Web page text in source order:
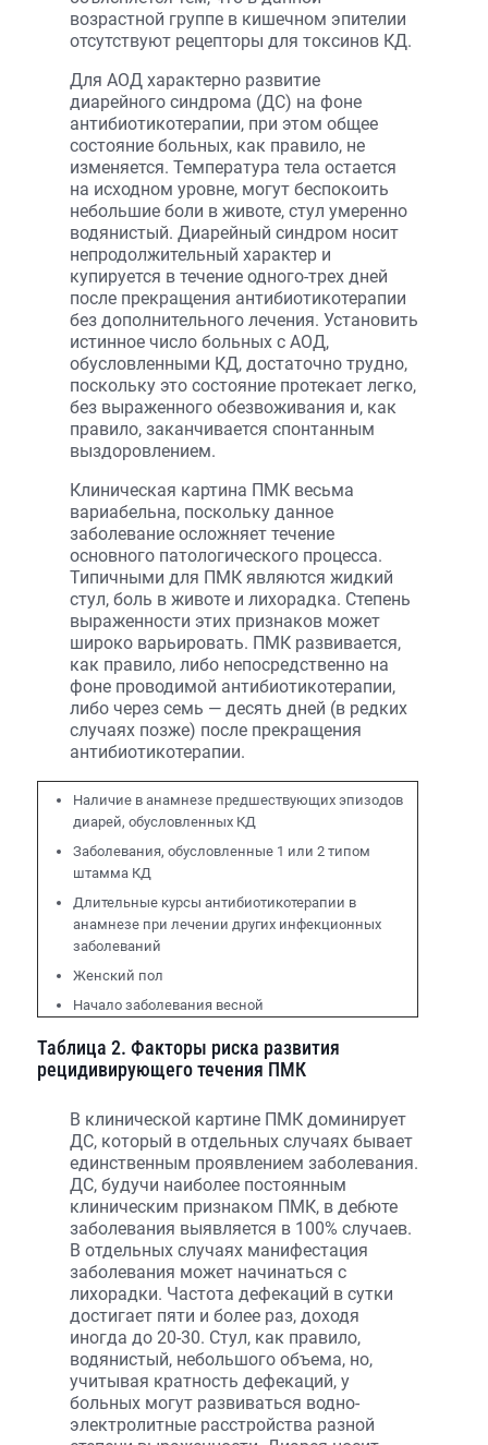
возрастной группе в кишечном эпителии
отсутствуют рецепторы для токсинов КД.
Для АОД характерно развитие
диарейного синдрома (ДС) на фоне
антибиотикотерапии, при этом общее
состояние больных, как правило, не
изменяется. Температура тела остается
на исходном уровне, могут беспокоить
небольшие боли в животе, стул умеренно
водянистый. Диарейный синдром носит
непродолжительный характер и
купируется в течение одного-трех дней
после прекращения антибиотикотерапии
без дополнительного лечения. Установить
истинное число больных с АОД,
обусловленными КД, достаточно трудно,
поскольку это состояние протекает легко,
без выраженного обезвоживания и, как
правило, заканчивается спонтанным
выздоровлением.
Клиническая картина ПМК весьма
вариабельна, поскольку данное
заболевание осложняет течение
основного патологического процесса.
Типичными для ПМК являются жидкий
стул, боль в животе и лихорадка. Степень
выраженности этих признаков может
широко варьировать. ПМК развивается,
как правило, либо непосредственно на
фоне проводимой антибиотикотерапии,
либо через семь — десять дней (в редких
случаях позже) после прекращения
антибиотикотерапии.
Таблица 2. Факторы риска развития
рецидивирующего течения ПМК
Наличие в анамнезе предшествующих эпизодов
диарей, обусловленных КД
Заболевания, обусловленные 1 или 2 типом
штамма КД
Длительные курсы антибиотикотерапии в
анамнезе при лечении других инфекционных
заболеваний
Женский пол
Начало заболевания весной
В клинической картине ПМК доминирует
ДС, который в отдельных случаях бывает
единственным проявлением заболевания.
ДС, будучи наиболее постоянным
клиническим признаком ПМК, в дебюте
заболевания выявляется в 100% случаев.
В отдельных случаях манифестация
заболевания может начинаться с
лихорадки. Частота дефекаций в сутки
достигает пяти и более раз, доходя
иногда до 20-30. Стул, как правило,
водянистый, небольшого объема, но,
учитывая кратность дефекаций, у
больных могут развиваться водно-
электролитные расстройства разной